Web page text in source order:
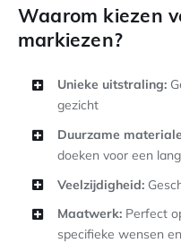
Waarom kiezen
markiezen?
Unieke uitstraling:
gezicht
Duurzame
doeken voor een
Veelzijdigheid:
Maatwerk:Perfect
specifieke wensen